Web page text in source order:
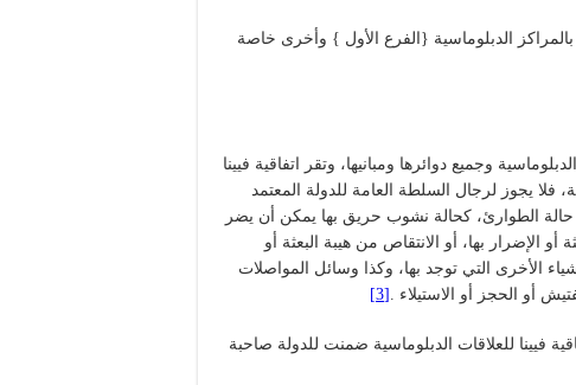
الدبلوماسية {الفرع الأول } وأخرى خاصة
وجميع دوائرها ومبانيها، وتقر اتفاقية فيينا
فلا يجوز لرجال السلطة العامة للدولة المعتمد
حالة الطوارئ، كحالة نشوب حريق بها يمكن أن يضر
أو الإضرار بها، أو الانتقاص من هيبة البعثة أو
الأخرى التي توجد بها، وكذا وسائل المواصلات
أو الحجز أو الاستيلاء . [3]
فيينا للعلاقات الدبلوماسية ضمنت للدولة صاحبة